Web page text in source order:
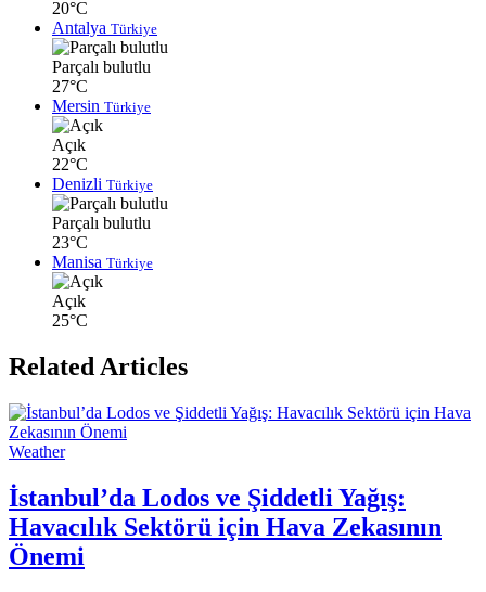
20°C
Antalya Türkiye
Parçalı bulutlu
27°C
Mersin Türkiye
Açık
22°C
Denizli Türkiye
Parçalı bulutlu
23°C
Manisa Türkiye
Açık
25°C
Related Articles
Weather
İstanbul’da Lodos ve Şiddetli Yağış:
Havacılık Sektörü için Hava Zekasının
Önemi